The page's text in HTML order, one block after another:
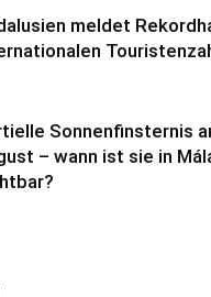
meldet
Sonnenfinsternis
– wann ist sie in